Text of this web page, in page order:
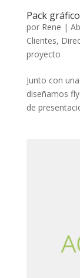
Pack gráfico
por Rene |
Clientes,
proyecto
Junto con
diseñamos
de